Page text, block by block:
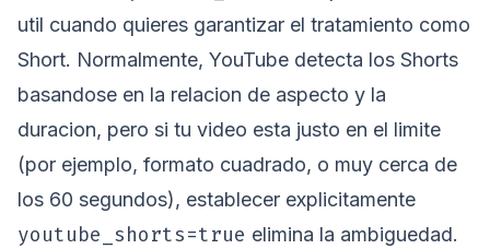
util cuando quieres garantizar el tratamiento como
Short. Normalmente, YouTube detecta los Shorts
basandose en la relacion de aspecto y la
duracion, pero si tu video esta justo en el limite
(por ejemplo, formato cuadrado, o muy cerca de
los 60 segundos), establecer explicitamente
youtube_shorts=true elimina la ambiguedad.